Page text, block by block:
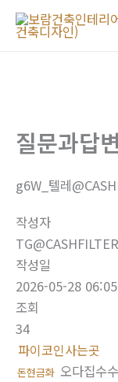
질문과답변
g6W_텔레
작성자
작성일
2026-05-28 06:05
조회
34
파이코인사는곳
돈현금화 오다집수